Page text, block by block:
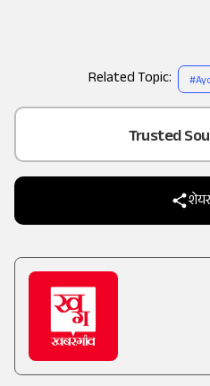
Add
Trusted
Related Topic: #